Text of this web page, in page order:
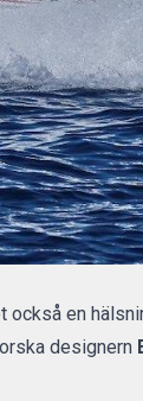
också en
designern